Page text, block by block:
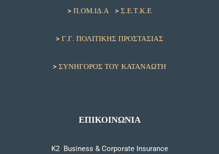
> Π.ΟΜ.ΙΔ.Α > Σ.Ε.Τ.Κ.Ε
> Γ.Γ. ΠΟΛΙΤΙΚΗΣ ΠΡΟΣΤΑΣΙΑΣ
> ΣΥΝΗΓΟΡΟΣ ΤΟΥ ΚΑΤΑΝΑΩΤΗ
ΕΠΙΚΟΙΝΩΝΙΑ
K2 Business & Corporate Insurance